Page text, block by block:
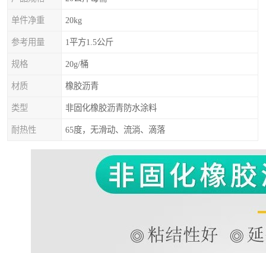
单件净重 20kg
参考用量 1平方1.5公斤
规格 20g/桶
材质 橡胶沥青
类型 非固化橡胶沥青防水涂料
耐热性 65度，无滑动、流淌、滴落